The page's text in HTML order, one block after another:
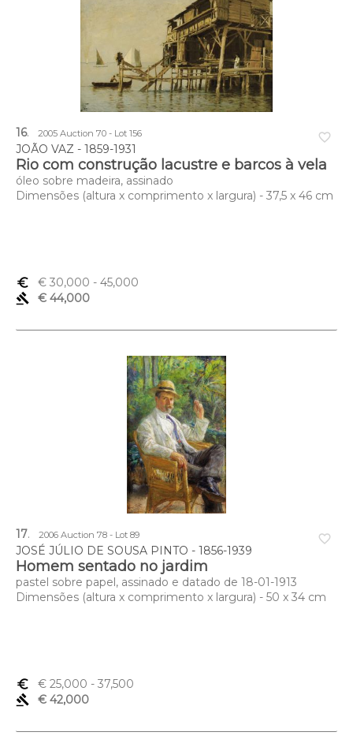
favorite_border
16. 2005 Auction 70 - Lot 156
JOÃO VAZ - 1859-1931
Rio com construção lacustre e barcos à vela
óleo sobre madeira, assinado
Dimensões (altura x comprimento x largura) - 37,5 x 46 cm
euro_symbol € 30,000 - 45,000
gavel
€ 44,000
favorite_border
17. 2006 Auction 78 - Lot 89
JOSÉ JÚLIO DE SOUSA PINTO - 1856-1939
Homem sentado no jardim
pastel sobre papel, assinado e datado de 18-01-1913
Dimensões (altura x comprimento x largura) - 50 x 34 cm
euro_symbol € 25,000 - 37,500
gavel
€ 42,000